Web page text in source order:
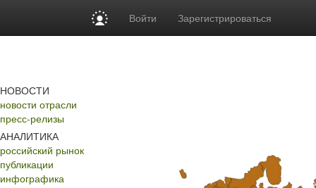
Войти Зарегистрироваться
НОВОСТИ
новости отрасли
пресс-релизы
АНАЛИТИКА
российский рынок
публикации
инфографика